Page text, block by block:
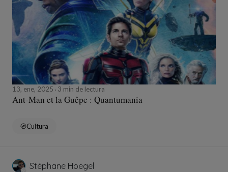
13, ene, 2025 3 min de lectura
Ant-Man et la Guêpe : Quantumania
Cultura
Stéphane Hoegel